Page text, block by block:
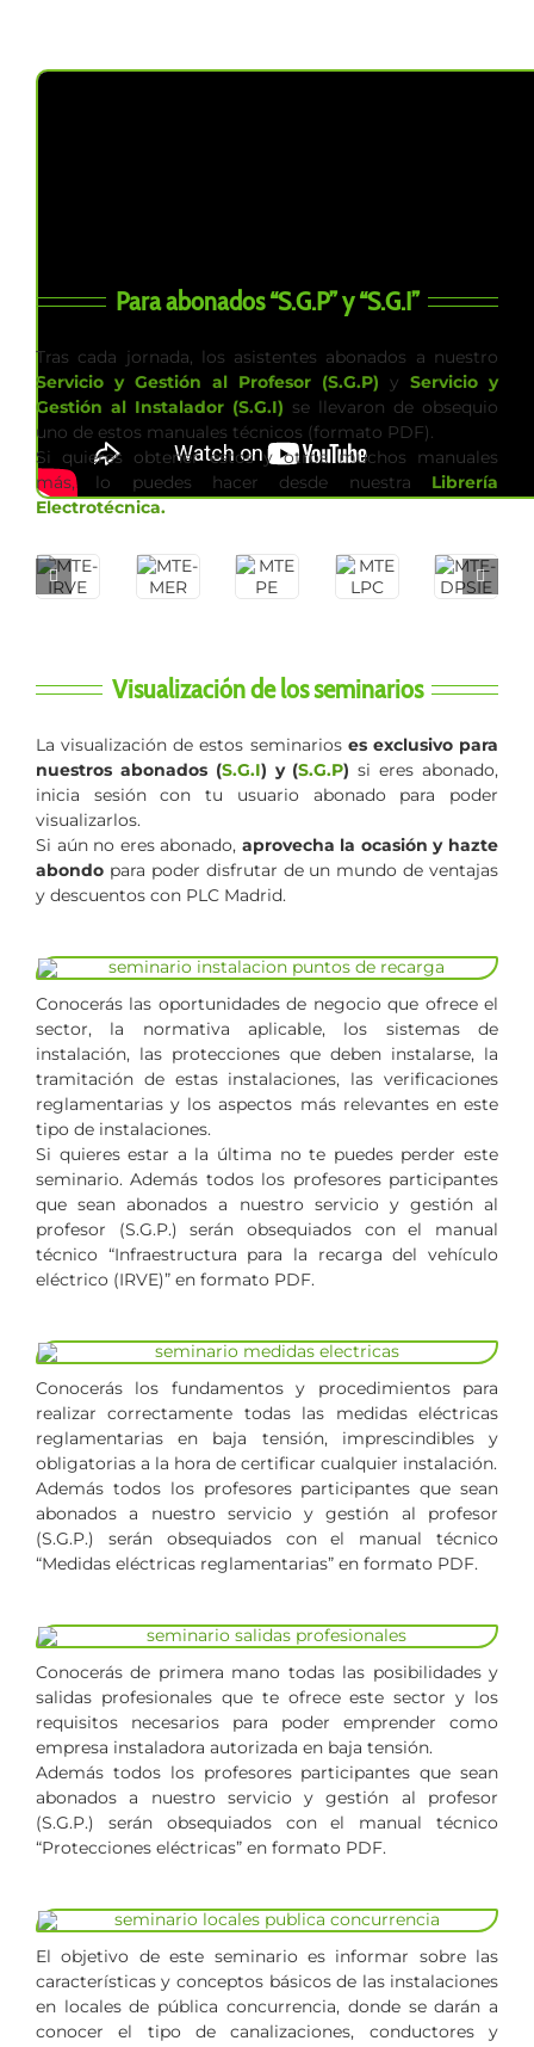
Para abonados “S.G.P” y “S.G.I”
Tras cada jornada, los asistentes abonados a nuestro
Servicio y Gestión al Profesor (S.G.P) yServicio y
Gestión al Instalador (S.G.I) se llevaron de obsequio
uno de estos manuales técnicos (formato PDF).
Si quieres obtener estos y otros muchos manuales
más, lo puedes hacer desde nuestra Librería
Electrotécnica.
Visualización de los seminarios
La visualización de estos seminarios es exclusivo para
nuestros abonados (S.G.I) y (S.G.P) si eres abonado,
inicia sesión con tu usuario abonado para poder
visualizarlos.
Si aún no eres abonado, aprovecha la ocasión y hazte
abondopara poder disfrutar de un mundo de ventajas
y descuentos con PLC Madrid.
Conocerás las oportunidades de negocio que ofrece el
sector, la normativa aplicable, los sistemas de
instalación, las protecciones que deben instalarse, la
tramitación de estas instalaciones, las verificaciones
reglamentarias y los aspectos más relevantes en este
tipo de instalaciones.
Si quieres estar a la última no te puedes perder este
seminario. Además todos los profesores participantes
que sean abonados a nuestro servicio y gestión al
profesor (S.G.P.) serán obsequiados con el manual
técnico “Infraestructura para la recarga del vehículo
eléctrico (IRVE)” en formato PDF.
Conocerás los fundamentos y procedimientos para
realizar correctamente todas las medidas eléctricas
reglamentarias en baja tensión, imprescindibles y
obligatorias a la hora de certificar cualquier instalación.
Además todos los profesores participantes que sean
abonados a nuestro servicio y gestión al profesor
(S.G.P.) serán obsequiados con el manual técnico
“Medidas eléctricas reglamentarias” en formato PDF.
Conocerás de primera mano todas las posibilidades y
salidas profesionales que te ofrece este sector y los
requisitos necesarios para poder emprender como
empresa instaladora autorizada en baja tensión.
Además todos los profesores participantes que sean
abonados a nuestro servicio y gestión al profesor
(S.G.P.) serán obsequiados con el manual técnico
“Protecciones eléctricas” en formato PDF.
El objetivo de este seminario es informar sobre las
características y conceptos básicos de las instalaciones
en locales de pública concurrencia, donde se darán a
conocer el tipo de canalizaciones, conductores y